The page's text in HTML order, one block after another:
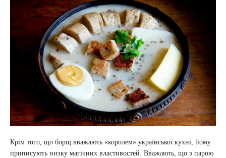
Крім того, що борщ вважають «королем» української кухні, йому
приписують низку магічних властивостей. Вважають, що з парою